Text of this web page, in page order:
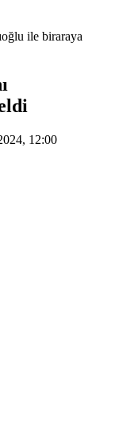
ile biraraya
12:00